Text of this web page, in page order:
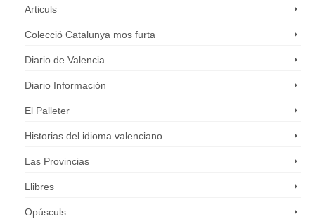
Articuls
Colecció Catalunya mos furta
Diario de Valencia
Diario Información
El Palleter
Historias del idioma valenciano
Las Provincias
Llibres
Opúsculs